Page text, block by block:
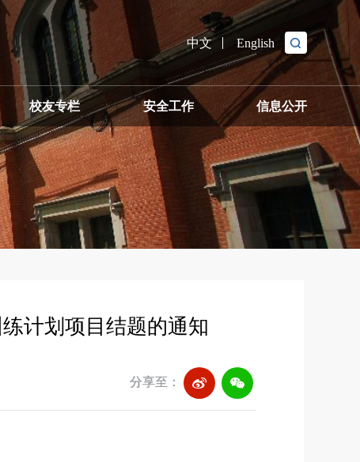
中文 English
校友专栏 安全工作 信息公开
知
计划项目结题的通知
分享至：